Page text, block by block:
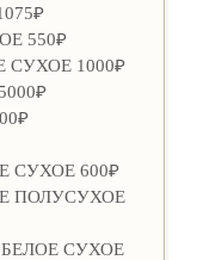
550₽
СУХОЕ 1000₽
СУХОЕ 600₽
ПОЛУСУХОЕ
БЕЛОЕ СУХОЕ